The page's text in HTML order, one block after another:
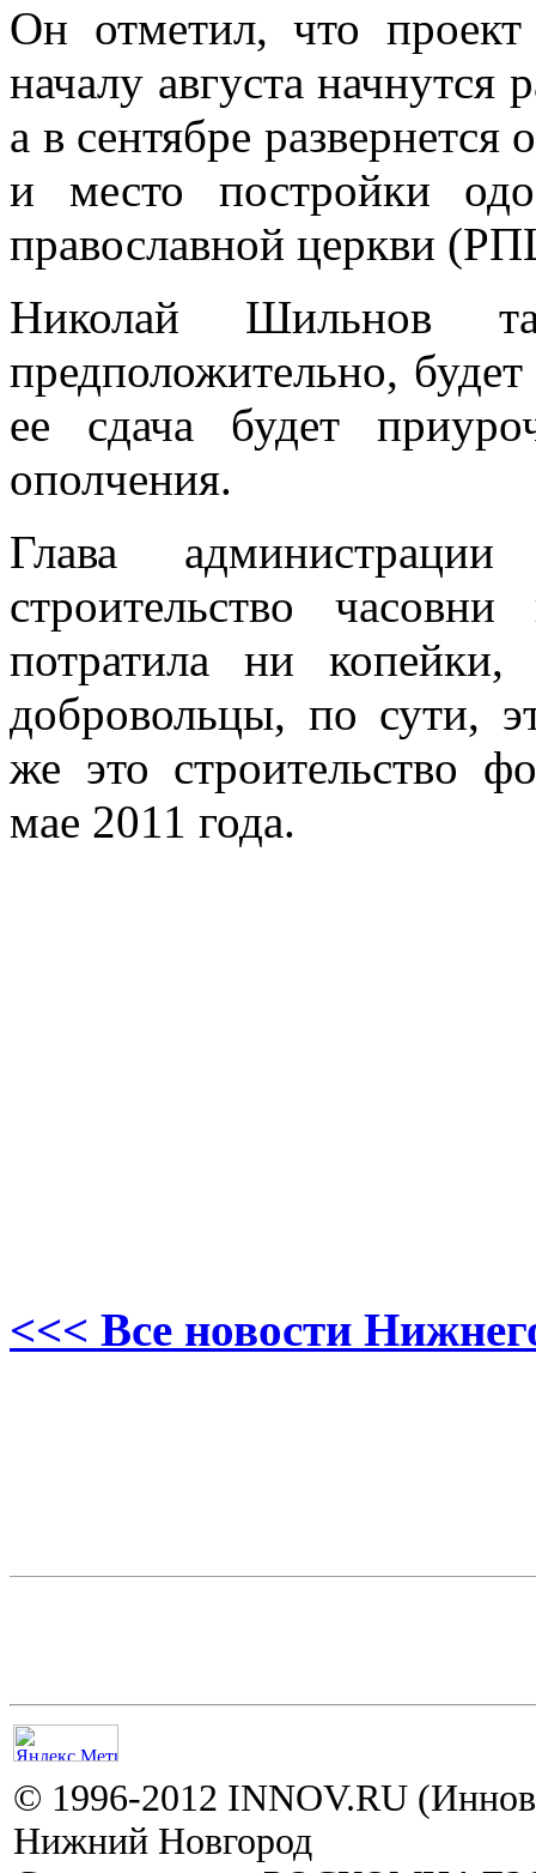
Он отметил, что
началу августа начнутся
а в сентябре развернется
и место постройки
православной церкви
Николай Шильнов
предположительно,
ее сдача будет
ополчения.
Глава
строительство
потратила ни
добровольцы, по сути,
же это строительство
мае 2011 года.
<<< Все новости
© 1996-2012 INNOV.RU
Нижний Новгород